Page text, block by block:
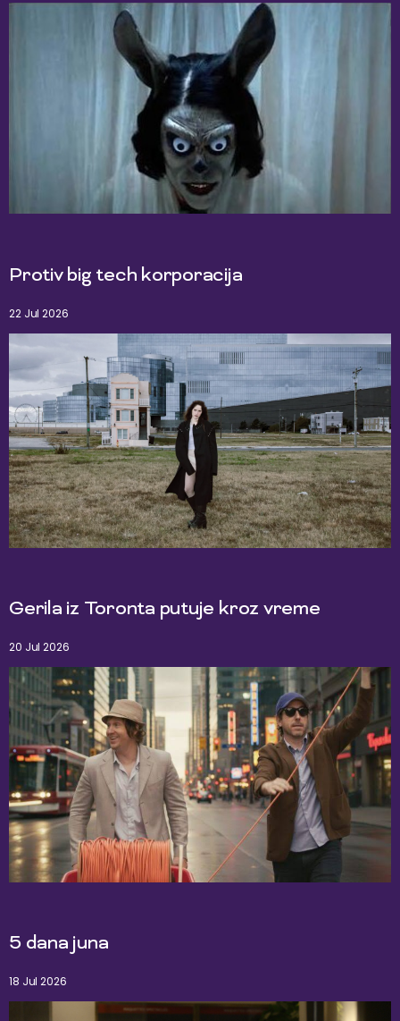
Protiv big tech korporacija
22 Jul 2026
Gerila iz Toronta putuje kroz vreme
20 Jul 2026
5 dana juna
18 Jul 2026